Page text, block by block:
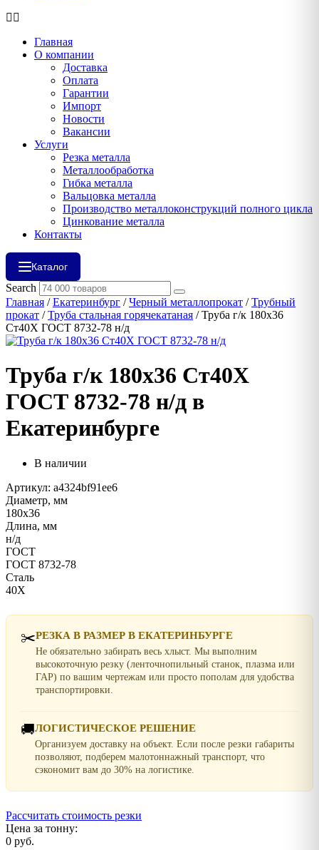
Главная
О компании
Доставка
Оплата
Гарантии
Импорт
Новости
Вакансии
Услуги
Резка металла
Металлообработка
Гибка металла
Вальцовка металла
Производство металлоконструкций полного цикла
Цинкование металла
Контакты
Каталог
Search
Главная /Екатеринбург /Черный металлопрокат /Трубный
прокат /Труба стальная горячекатаная / Труба г/к 180х36
Ст40Х ГОСТ 8732-78 н/д
Труба г/к 180х36 Ст40Х
ГОСТ 8732-78 н/д в
Екатеринбурге
В наличии
Артикул: a4324bf91ee6
Диаметр, мм
180х36
Длина, мм
н/д
ГОСТ
ГОСТ 8732-78
Сталь
40Х
✂️РЕЗКА В РАЗМЕР В ЕКАТЕРИНБУРГЕ
Не обязательно забирать весь хлыст. Мы выполним
высокоточную резку (ленточнопильный станок, плазма или
ГАР) по вашим чертежам или просто пополам для удобства
транспортировки.
🚚ЛОГИСТИЧЕСКОЕ РЕШЕНИЕ
Организуем доставку на объект. Если после резки габариты
позволяют, подберем малотоннажный транспорт, что
сэкономит вам до 30% на логистике.
Рассчитать стоимость резки
Цена за тонну:
0 руб.